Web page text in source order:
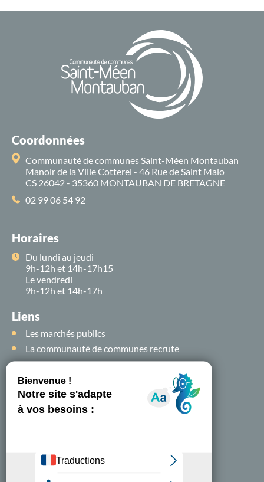
Coordonnées
Communauté de communes Saint-Méen Montauban
Manoir de la Ville Cotterel - 46 Rue de Saint Malo
CS 26042 - 35360 MONTAUBAN DE BRETAGNE
02 99 06 54 92
Horaires
Du lundi au jeudi
9h-12h et 14h-17h15
Le vendredi
9h-12h et 14h-17h
Liens
Les marchés publics
La communauté de communes recrute
Suivez-nous sur
les
réseaux sociaux !
Nous contacter